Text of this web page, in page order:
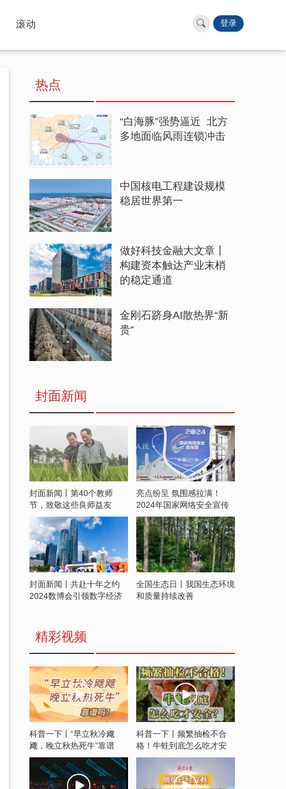
滚动 登录
热点
“白海豚”强势逼近 北方
多地面临风雨连锁冲击
中国核电工程建设规模
稳居世界第一
做好科技金融大文章丨
构建资本触达产业末梢
的稳定通道
金刚石跻身AI散热界“新
贵”
封面新闻
封面新闻丨第40个教师
节，致敬这些良师益友
亮点纷呈 氛围感拉满！
2024年国家网络安全宣传
周开启
封面新闻丨共赴十年之约
2024数博会引领数字经济
全国生态日丨我国生态环境
和质量持续改善
精彩视频
科普一下丨“早立秋冷飕
飕，晚立秋热死牛”靠谱
吗？
科普一下丨频繁抽检不合
格！牛蛙到底怎么吃才安
全？